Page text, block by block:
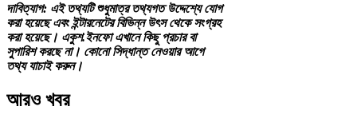
দাবিত্যাগ: এই তথ্যটি শুধুমাত্র তথ্যগত উদ্দেশ্যে যোগ
করা হয়েছে এবং ইন্টারনেটের বিভিন্ন উৎস থেকে সংগ্রহ
করা হয়েছে। একুশ.ইনফো এখানে কিছু প্রচার বা
সুপারিশ করছে না। কোনো সিদ্ধান্ত নেওয়ার আগে
তথ্য যাচাই করুন।
আরও খবর